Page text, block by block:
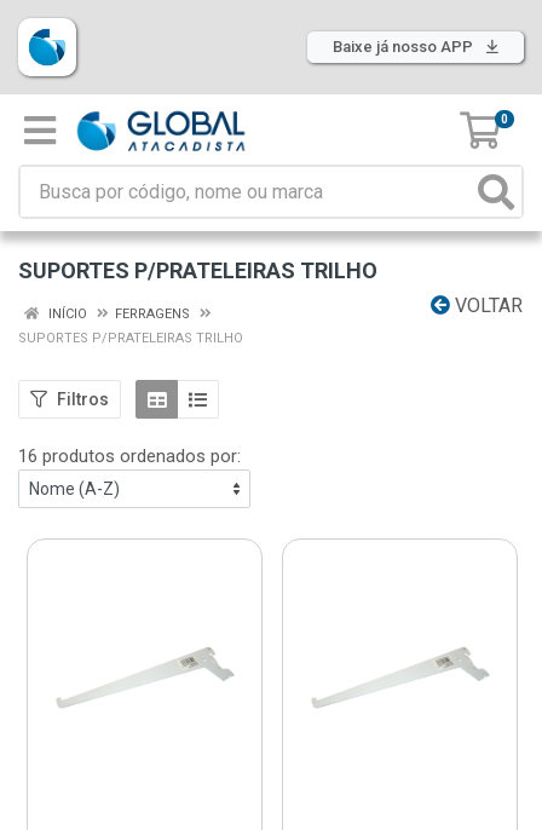
Baixe já nosso APP
0
SUPORTES P/PRATELEIRAS TRILHO
VOLTAR
INÍCIO
FERRAGENS
SUPORTES P/PRATELEIRAS TRILHO
Filtros
16 produtos ordenados por: